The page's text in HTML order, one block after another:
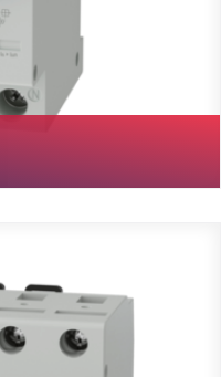
die Geräte